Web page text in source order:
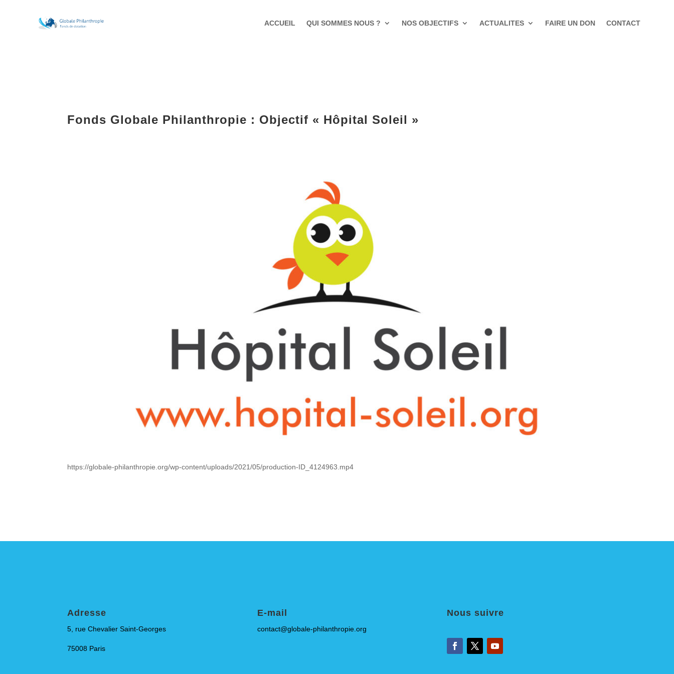
ACCUEIL QUI SOMMES NOUS ? NOS OBJECTIFS ACTUALITES FAIRE UN DON CONTACT
Fonds Globale Philanthropie : Objectif « Hôpital Soleil »
https://globale-philanthropie.org/wp-content/uploads/2021/05/production-ID_4124963.mp4
Adresse
5, rue Chevalier Saint-Georges
75008 Paris
E-mail
contact@globale-philanthropie.org
Nous suivre